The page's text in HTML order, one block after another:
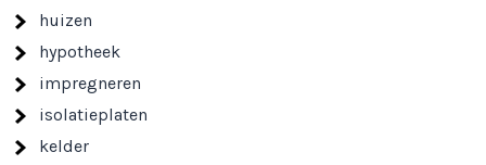
huizen
hypotheek
impregneren
isolatieplaten
kelder